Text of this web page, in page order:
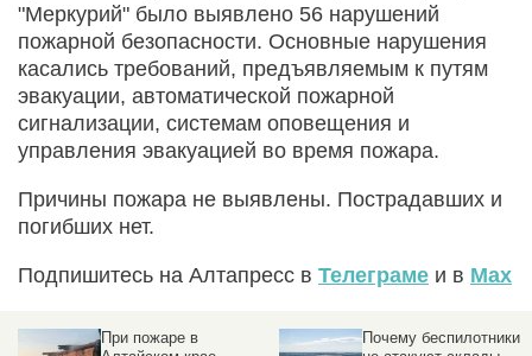
"Меркурий" было выявлено 56 нарушений
пожарной безопасности. Основные нарушения
касались требований, предъявляемым к путям
эвакуации, автоматической пожарной
сигнализации, системам оповещения и
управления эвакуацией во время пожара.
Причины пожара не выявлены. Пострадавших и
погибших нет.
Подпишитесь на Алтапресс в Телеграме и в Max
При пожаре в
Почему беспилотники